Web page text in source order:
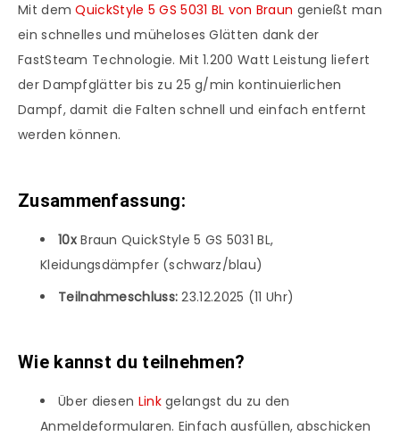
Mit demQuickStyle 5 GS 5031 BL von Braun genießt man
ein schnelles und müheloses Glätten dank der
FastSteam Technologie. Mit 1.200 Watt Leistung liefert
der Dampfglätter bis zu 25 g/min kontinuierlichen
Dampf, damit die Falten schnell und einfach entfernt
werden können.
Zusammenfassung:
10xBraun QuickStyle 5 GS 5031 BL,
Kleidungsdämpfer (schwarz/blau)
Teilnahmeschluss: 23.12.2025 (11 Uhr)
Wie kannst du teilnehmen?
Über diesen Linkgelangst du zu den
Anmeldeformularen. Einfach ausfüllen, abschicken